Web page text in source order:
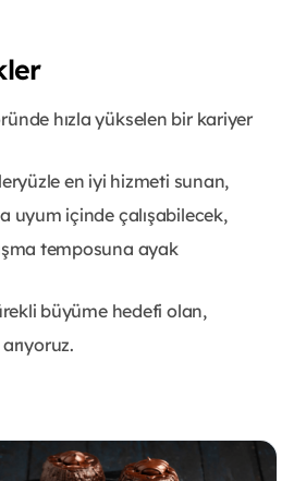
hızla yükselen bir kariyer
en iyi hizmeti sunan,
uyum içinde çalışabilecek,
temposuna ayak
büyüme hedefi olan,